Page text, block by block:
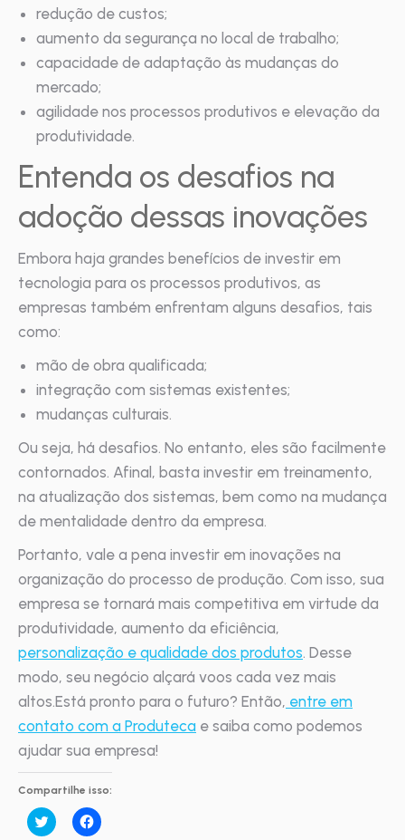
redução de custos;
aumento da segurança no local de trabalho;
capacidade de adaptação às mudanças do
mercado;
agilidade nos processos produtivos e elevação da
produtividade.
Entenda os desafios na
adoção dessas inovações
Embora haja grandes benefícios de investir em
tecnologia para os processos produtivos, as
empresas também enfrentam alguns desafios, tais
como:
mão de obra qualificada;
integração com sistemas existentes;
mudanças culturais.
Ou seja, há desafios. No entanto, eles são facilmente
contornados. Afinal, basta investir em treinamento,
na atualização dos sistemas, bem como na mudança
de mentalidade dentro da empresa.
Portanto, vale a pena investir em inovações na
organização do processo de produção. Com isso, sua
empresa se tornará mais competitiva em virtude da
produtividade, aumento da eficiência,
personalização e qualidade dos produtos. Desse
modo, seu negócio alçará voos cada vez mais
altos.Está pronto para o futuro? Então, entre em
contato com a Produteca e saiba como podemos
ajudar sua empresa!
Compartilhe isso:
Clique
para
Clique
para